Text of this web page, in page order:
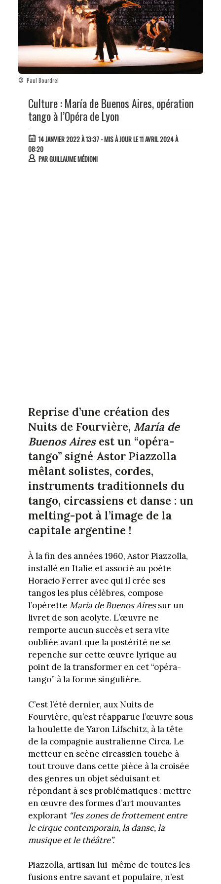
© Paul Bourdrel
Culture : María de Buenos Aires, opération
tango à l’Opéra de Lyon
14 JANVIER 2022 À 13:37- MIS À JOUR LE 11 AVRIL 2024 À
08:20
PARGUILLAUME MÉDIONI
Reprise d’une création des
Nuits de Fourvière, María de
Buenos Airesest un “opéra-
tango” signé Astor Piazzolla
mêlant solistes, cordes,
instruments traditionnels du
tango, circassiens et danse : un
melting-pot à l’image de la
capitale argentine !
À la fin des années 1960, Astor Piazzolla,
installé en Italie et associé au poète
Horacio Ferrer avec qui il crée ses
tangos les plus célèbres, compose
l’opérette María de Buenos Airessur un
livret de son acolyte. L’œuvre ne
remporte aucun succès et sera vite
oubliée avant que la postérité ne se
repenche sur cette œuvre lyrique au
point de la transformer en cet “opéra-
tango” à la forme singulière.
C’est l’été dernier, aux Nuits de
Fourvière, qu’est réapparue l’œuvre sous
la houlette de Yaron Lifschitz, à la tête
de la compagnie australienne Circa. Le
metteur en scène circassien touche à
tout trouve dans cette pièce à la croisée
des genres un objet séduisant et
répondant à ses problématiques : mettre
en œuvre des formes d’art mouvantes
explorant “les zones de frottement entre
le cirque contemporain, la danse, la
musique et le théâtre”.
Piazzolla, artisan lui-même de toutes les
fusions entre savant et populaire, n’est